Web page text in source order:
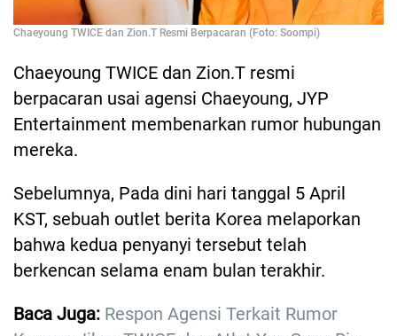
Chaeyoung TWICE dan Zion.T Resmi Berpacaran (Foto: Soompi)
Chaeyoung TWICE dan Zion.T resmi
berpacaran usai agensi Chaeyoung, JYP
Entertainment membenarkan rumor hubungan
mereka.
Sebelumnya, Pada dini hari tanggal 5 April
KST, sebuah outlet berita Korea melaporkan
bahwa kedua penyanyi tersebut telah
berkencan selama enam bulan terakhir.
Baca Juga: Respon Agensi Terkait Rumor